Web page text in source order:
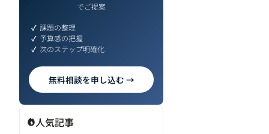
でご提案
課題の整理
予算感の把握
次のステップ明確化
無料相談を申し込む →
人気記事